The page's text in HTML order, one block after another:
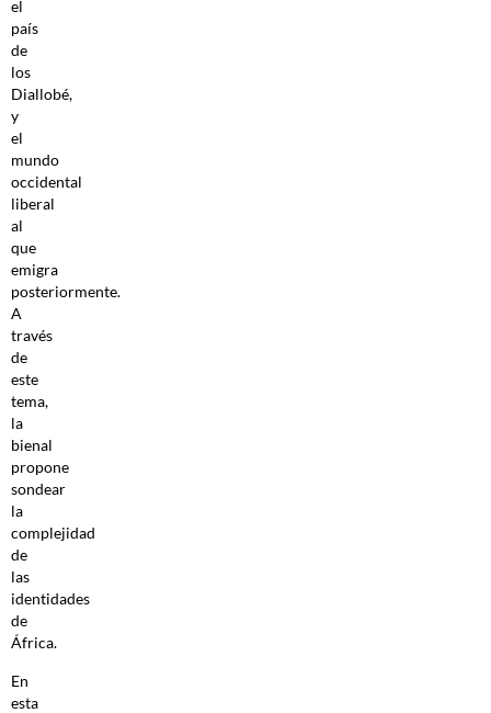
el
país
de
los
Diallobé,
y
el
mundo
occidental
liberal
al
que
emigra
posteriormente.
A
través
de
este
tema,
la
bienal
propone
sondear
la
complejidad
de
las
identidades
de
África.
En
esta